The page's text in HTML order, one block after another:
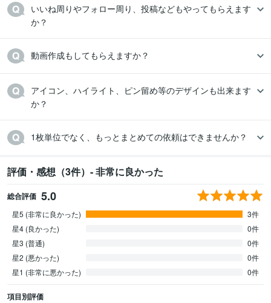
いいね周りやフォロー周り、投稿などもやってもらえます
か？
動画作成もしてもらえますか？
アイコン、ハイライト、ピン留め等のデザインも出来ます
か？
1枚単位でなく、もっとまとめての依頼はできませんか？
評価・感想（3件）- 非常に良かった
総合評価 5.0
星5 (非常に良かった)
3件
星4 (良かった)
0件
星3 (普通)
0件
星2 (悪かった)
0件
星1 (非常に悪かった)
0件
項目別評価